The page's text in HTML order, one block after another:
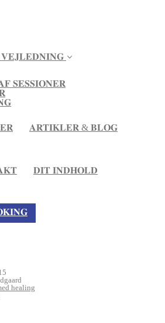
𝐕𝐄𝐉𝐋𝐄𝐃𝐍𝐈𝐍𝐆
𝐒𝐄𝐒𝐒𝐈𝐎𝐍𝐄𝐑
𝐀𝐑𝐓𝐈𝐊𝐋𝐄𝐑 & 𝐁𝐋𝐎𝐆
𝐃𝐈𝐓 𝐈𝐍𝐃𝐇𝐎𝐋𝐃
healing